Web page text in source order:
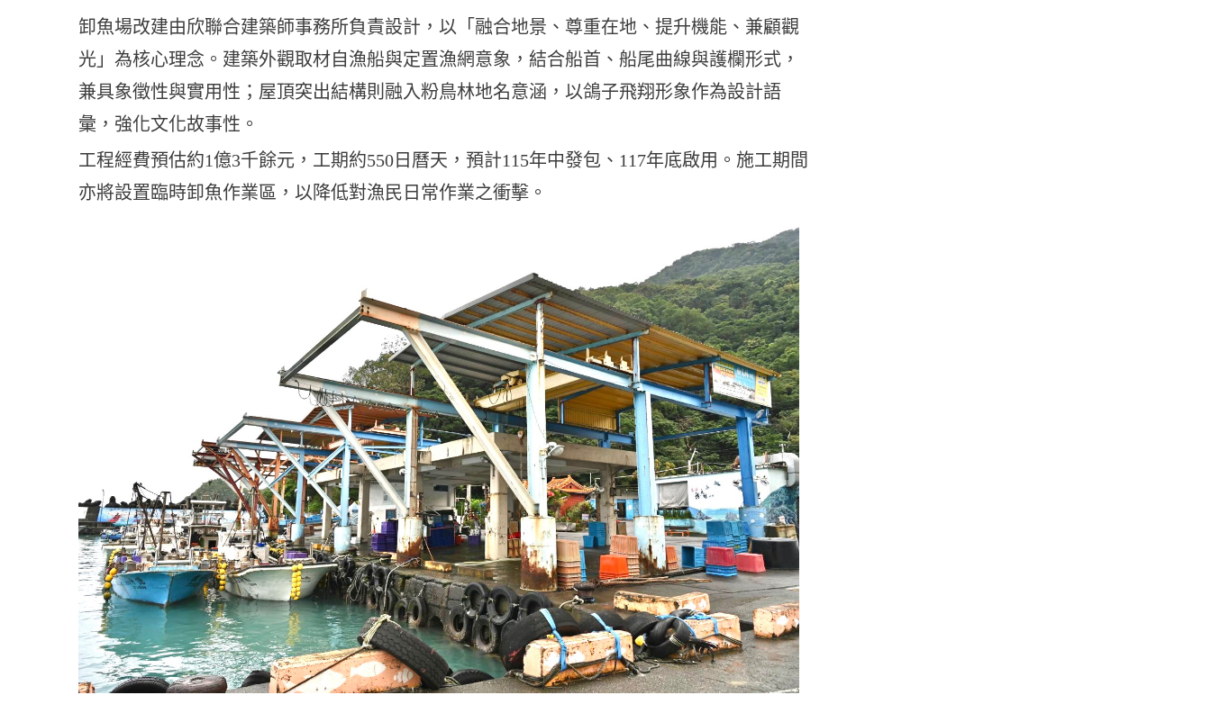
卸魚場改建由欣聯合建築師事務所負責設計，以「融合地景、尊重在地、提升機能、兼顧觀
光」為核心理念。建築外觀取材自漁船與定置漁網意象，結合船首、船尾曲線與護欄形式，
兼具象徵性與實用性；屋頂突出結構則融入粉鳥林地名意涵，以鴿子飛翔形象作為設計語
彙，強化文化故事性。
工程經費預估約1億3千餘元，工期約550日曆天，預計115年中發包、117年底啟用。施工期間
亦將設置臨時卸魚作業區，以降低對漁民日常作業之衝擊。